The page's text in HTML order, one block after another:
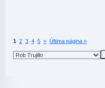
1 2 3 4 5 » Última página »